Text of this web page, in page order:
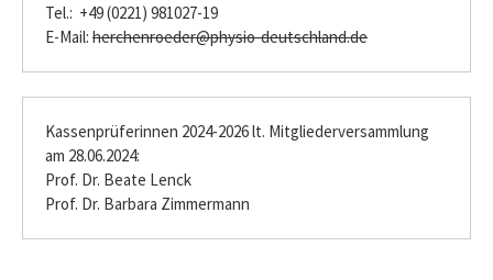
Tel.: +49 (0221) 981027-19
E-Mail: herchenroeder@physio-deutschland.de
Kassenprüferinnen 2024-2026 lt. Mitgliederversammlung
am 28.06.2024:
Prof. Dr. Beate Lenck
Prof. Dr. Barbara Zimmermann